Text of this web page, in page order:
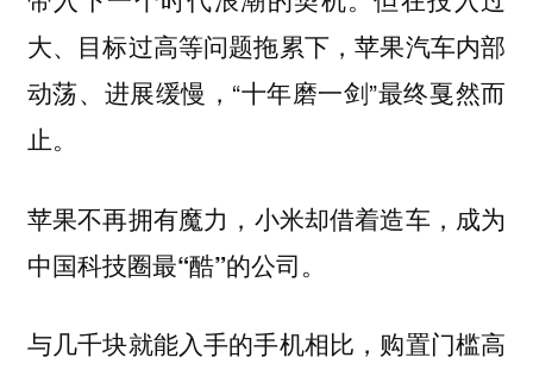
大、目标过高等问题拖累下，苹果汽车内部
动荡、进展缓慢，“十年磨一剑”最终戛然而
止。
苹果不再拥有魔力， 小米却借着造车，成为
中国科技圈最“酷”的公司。
与几千块就能入手的手机相比，购置门槛高